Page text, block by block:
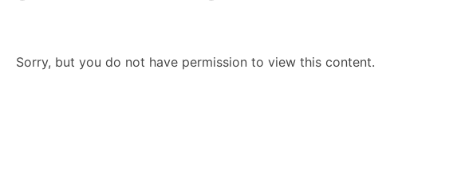
Sorry, but you do not have permission to view this content.